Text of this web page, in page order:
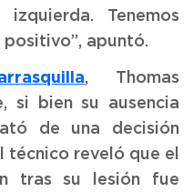
Tenemos
positivo”, apuntó.
, Thomas
si bien su ausencia
de una decisión
técnico reveló que el
tras su lesión fue